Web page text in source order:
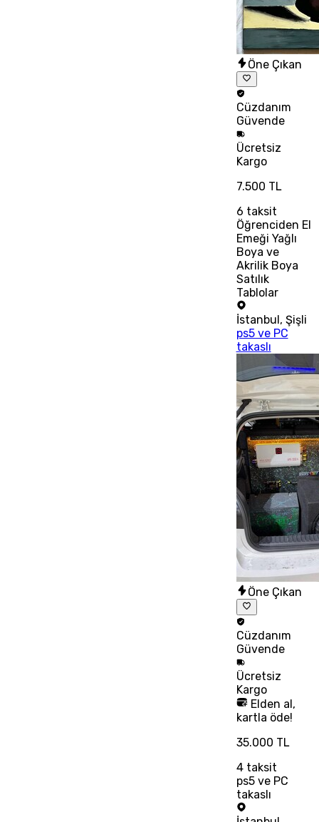
Öne Çıkan
Cüzdanım
Güvende
Ücretsiz
Kargo
7.500 TL
6 taksit
Öğrenciden El
Emeği Yağlı
Boya ve
Akrilik Boya
Satılık
Tablolar
İstanbul , Şişli
ps5 ve PC
takaslı
Öne Çıkan
Cüzdanım
Güvende
Ücretsiz
Kargo
Elden al,
kartla öde!
35.000 TL
4taksit
ps5 ve PC
takaslı